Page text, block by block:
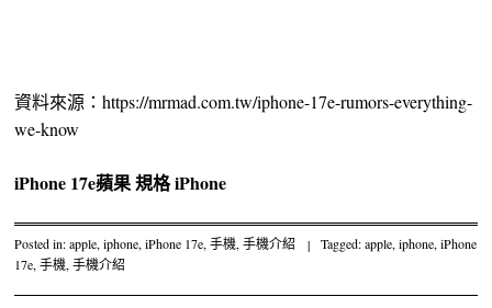
資料來源：https://mrmad.com.tw/iphone-17e-rumors-everything-
we-know
iPhone 17e蘋果規格iPhone
Posted in:apple,iphone,iPhone 17e,手機,手機介紹 | Tagged:apple,iphone,iPhone
17e,手機,手機介紹